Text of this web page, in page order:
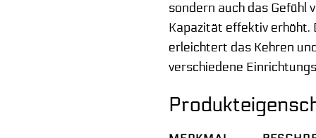
sondern auch das Gefühl
Kapazität effektiv erhöht.
erleichtert das Kehren
verschiedene